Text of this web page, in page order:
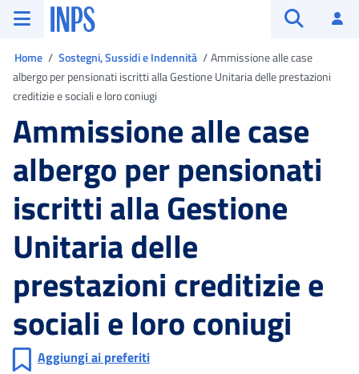
Vai al menu principale
Vai al contenuto principale
Vai al pie' di pagina
INPS ()
Home Sostegni, Sussidi e Indennità
Ammissione alle case
albergo per pensionati iscritti alla Gestione Unitaria delle prestazioni
creditizie e sociali e loro coniugi
Ammissione alle case
albergo per pensionati
iscritti alla Gestione
Unitaria delle
prestazioni creditizie e
sociali e loro coniugi
Aggiungi ai preferiti